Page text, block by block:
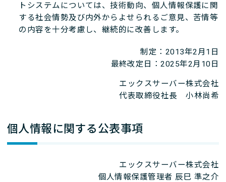
トシステムについては、技術動向、個人情報保護に関
する社会情勢及び内外からよせられるご意見、苦情等
の内容を十分考慮し、継続的に改善します。
制定：2013年2月1日
最終改定日：2025年2月10日
エックスサーバー株式会社
代表取締役社長 小林尚希
個人情報に関する公表事項
エックスサーバー株式会社
個人情報保護管理者 辰巳 準之介